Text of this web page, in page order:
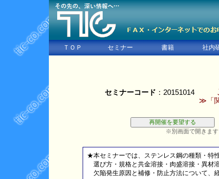
ＴＯＰ セミナー 書籍 社内
セミナーコード ：20151014
≫「
※別画面で開きます
★本セミナーでは、ステンレス鋼の種類・特
選び方・規格と共金溶接・肉盛溶接・異材
欠陥発生原因と補修・防止方法について、